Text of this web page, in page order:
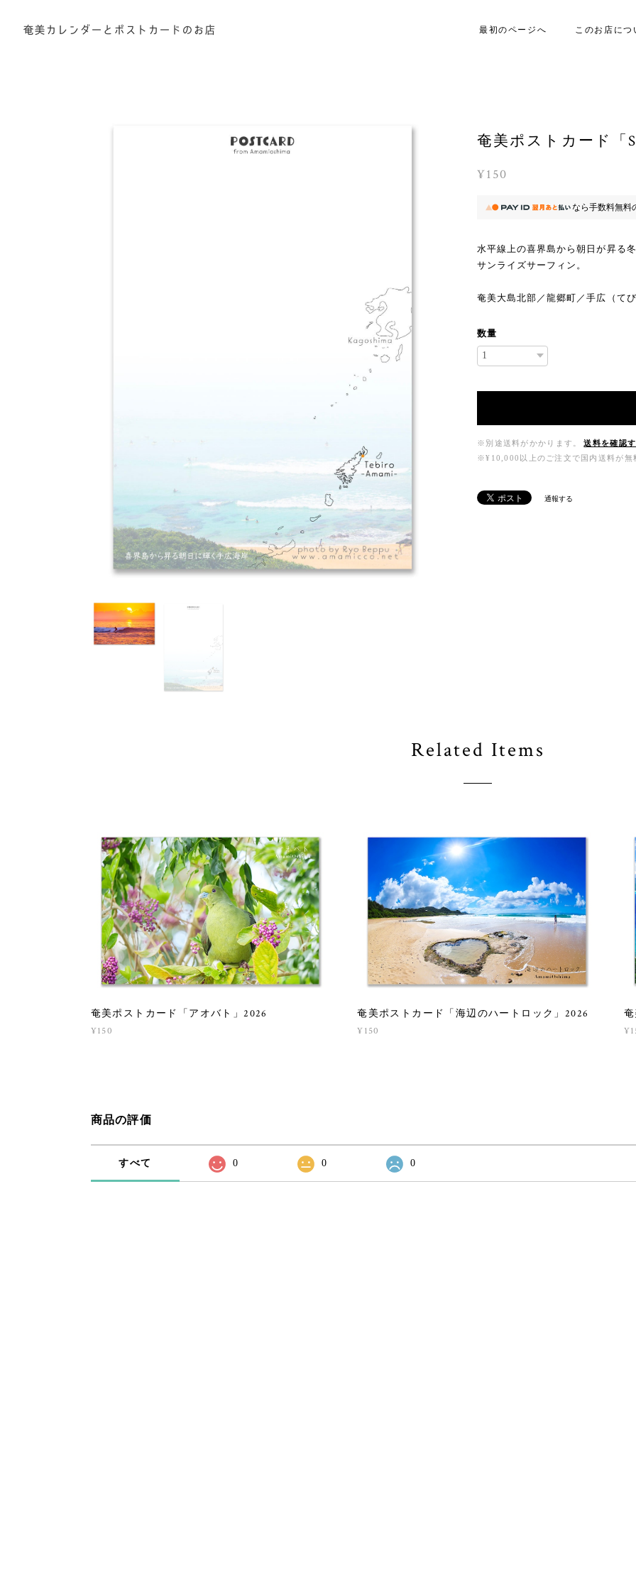
最初のページへ このお店につ
奄美ポストカード「
¥150
なら手数料無料
水平線上の喜界島から朝日が昇る冬
サンライズサーフィン。
奄美大島北部／龍郷町／手広（てび
数量
※別途送料がかかります。
送料を確認す
※¥10,000以上のご注文で国内送料が無
通報する
Related Items
奄美ポストカード「アオバト」2026
¥150
奄美ポストカード「海辺のハートロック」2026
¥150
商品の評価
すべて 0 0 0